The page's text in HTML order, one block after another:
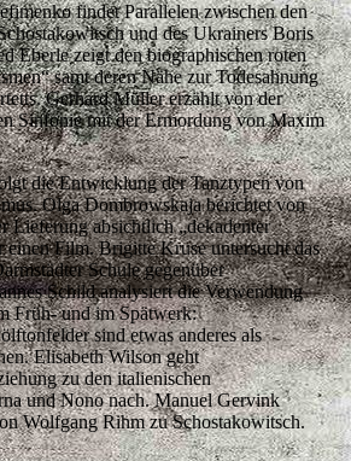
findet Parallelen zwischen den
und des Ukrainers Boris
Eberle zeigt den biographischen roten
samt deren Nähe zur Todesahnung
Gerhard Müller erzählt von der
Sinfonie mit der Ermordung von Maxim
die Entwicklung der Tanztypen von
Olga Dombrowskaja berichtet von
Lieferung absichtlich „dekadenter
einen Film. Brigitte Kruse untersucht das
Schule gegenüber
Schild analysiert die Verwendung
Früh- und im Spätwerk:
sind etwas anderes als
Elisabeth Wilson geht
zu den italienischen
und Nono nach. Manuel Gervink
Wolfgang Rihm zu Schostakowitsch.